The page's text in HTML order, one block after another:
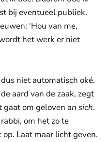
bij eventueel publiek.
‘Hou van me,
het werk er niet
niet automatisch oké.
aard van de zaak, zegt
gaat om geloven an sich.
om het zo te
Laat maar licht geven.